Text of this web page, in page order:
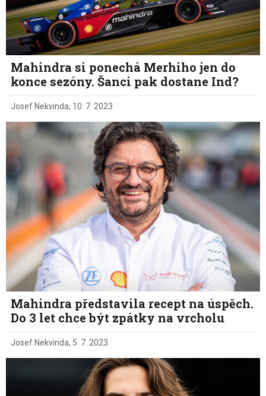
Mahindra si ponechá Merhiho jen do
konce sezóny. Šanci pak dostane Ind?
Josef Nekvinda, 10. 7. 2023
Mahindra představila recept na úspěch.
Do 3 let chce být zpátky na vrcholu
Josef Nekvinda, 5. 7. 2023